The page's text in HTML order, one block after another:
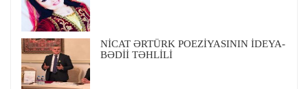
NİCAT ƏRTÜRK POEZİYASININ İDEYA-
BƏDİİ TƏHLİLİ